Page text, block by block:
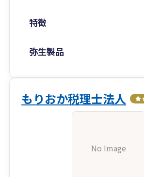
特徴
弥生製品
もりおか税理士法人
No Image